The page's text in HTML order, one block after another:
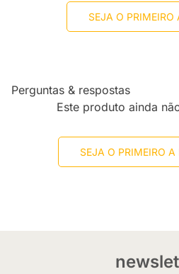
SEJA O PRIMEIRO
Perguntas & respostas
Este produto ainda
SEJA O PRIMEIRO A